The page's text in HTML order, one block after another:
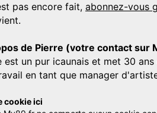
pas encore fait, abonnez-vous
de Pierre (votre contact sur
est un pur icaunais et met 30
en tant que manager
cookie ici